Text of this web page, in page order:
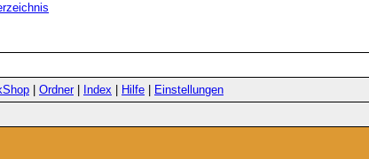
Ordner| Index Hilfe
Einstellungen